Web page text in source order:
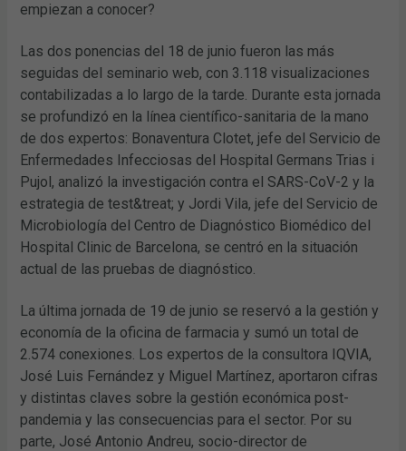
empiezan a conocer?
Las dos ponencias del 18 de junio fueron las más
seguidas del seminario web, con 3.118 visualizaciones
contabilizadas a lo largo de la tarde. Durante esta jornada
se profundizó en la línea científico-sanitaria de la mano
de dos expertos: Bonaventura Clotet, jefe del Servicio de
Enfermedades Infecciosas del Hospital Germans Trias i
Pujol, analizó la investigación contra el SARS-CoV-2 y la
estrategia de test&treat; y Jordi Vila, jefe del Servicio de
Microbiología del Centro de Diagnóstico Biomédico del
Hospital Clinic de Barcelona, se centró en la situación
actual de las pruebas de diagnóstico.
La última jornada de 19 de junio se reservó a la gestión y
economía de la oficina de farmacia y sumó un total de
2.574 conexiones. Los expertos de la consultora IQVIA,
José Luis Fernández y Miguel Martínez, aportaron cifras
y distintas claves sobre la gestión económica post-
pandemia y las consecuencias para el sector. Por su
parte, José Antonio Andreu, socio-director de